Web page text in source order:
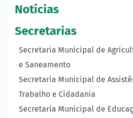
Notícias
Secretarias
Secretaria Municipal de
e Saneamento
Secretaria Municipal de
Trabalho e Cidadania
Secretaria Municipal de